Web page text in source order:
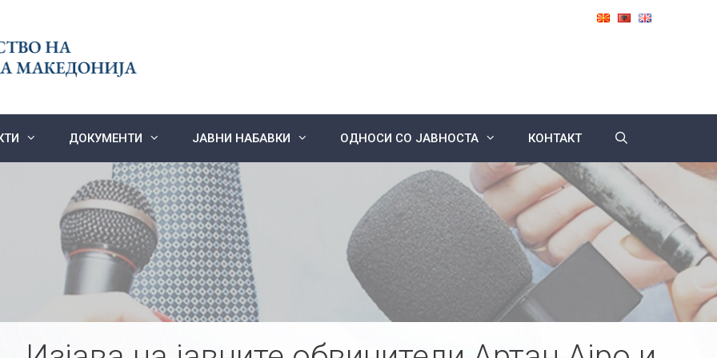
ДОКУМЕНТИ ЈАВНИ НАБАВКИ ОДНОСИ СО ЈАВНОСТА КОНТАКТ